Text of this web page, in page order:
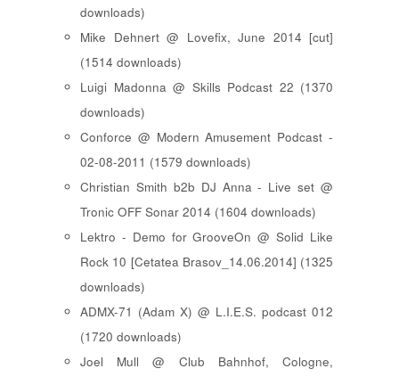
downloads)
Mike Dehnert @ Lovefix, June 2014 [cut]
(1514 downloads)
Luigi Madonna @ Skills Podcast 22 (1370
downloads)
Conforce @ Modern Amusement Podcast -
02-08-2011 (1579 downloads)
Christian Smith b2b DJ Anna - Live set @
Tronic OFF Sonar 2014 (1604 downloads)
Lektro - Demo for GrooveOn @ Solid Like
Rock 10 [ Cetatea Brasov_14.06.2014 ] (1325
downloads)
ADMX-71 (Adam X) @ L.I.E.S. podcast 012
(1720 downloads)
Joel Mull @ Club Bahnhof, Cologne,